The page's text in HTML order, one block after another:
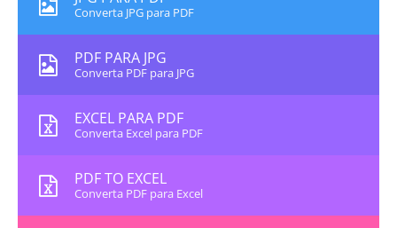
Converta JPG para PDF
PDF PARA JPG
Converta PDF para JPG
EXCEL PARA PDF
Converta Excel para PDF
PDF TO EXCEL
Converta PDF para Excel